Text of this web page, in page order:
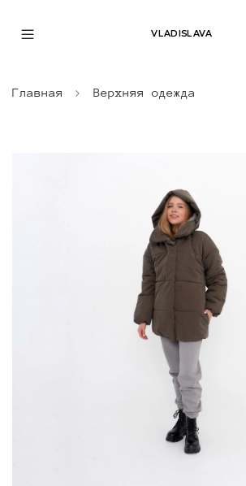
VLADISLAVA
Главная Верхняя одежда